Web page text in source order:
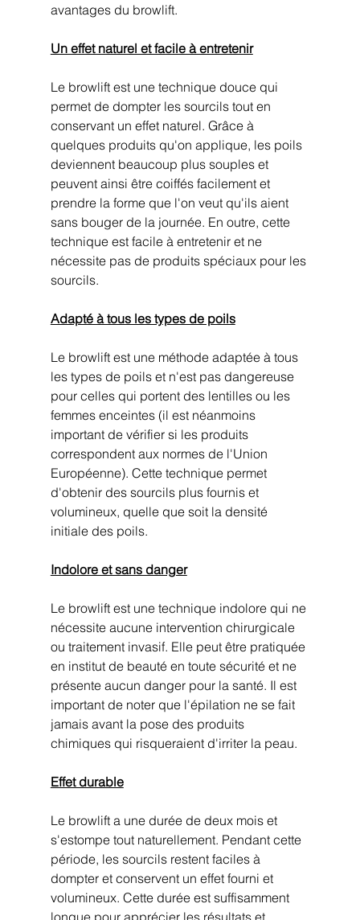
avantages du browlift.
Un effet naturel et facile à entretenir
Le browlift est une technique douce qui
permet de dompter les sourcils tout en
conservant un effet naturel. Grâce à
quelques produits qu'on applique, les poils
deviennent beaucoup plus souples et
peuvent ainsi être coiffés facilement et
prendre la forme que l'on veut qu'ils aient
sans bouger de la journée. En outre, cette
technique est facile à entretenir et ne
nécessite pas de produits spéciaux pour les
sourcils.
Adapté à tous les types de poils
Le browlift est une méthode adaptée à tous
les types de poils et n'est pas dangereuse
pour celles qui portent des lentilles ou les
femmes enceintes (il est néanmoins
important de vérifier si les produits
correspondent aux normes de l'Union
Européenne). Cette technique permet
d'obtenir des sourcils plus fournis et
volumineux, quelle que soit la densité
initiale des poils.
Indolore et sans danger
Le browlift est une technique indolore qui ne
nécessite aucune intervention chirurgicale
ou traitement invasif. Elle peut être pratiquée
en institut de beauté en toute sécurité et ne
présente aucun danger pour la santé. Il est
important de noter que l'épilation ne se fait
jamais avant la pose des produits
chimiques qui risqueraient d'irriter la peau.
Effet durable
Le browlift a une durée de deux mois et
s'estompe tout naturellement. Pendant cette
période, les sourcils restent faciles à
dompter et conservent un effet fourni et
volumineux. Cette durée est suffisamment
longue pour apprécier les résultats et